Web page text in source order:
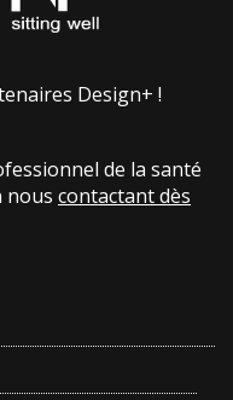
Design+ !
de la santé
nous contactant dès